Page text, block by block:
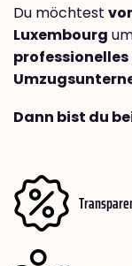
Du möchtest
Luxembourg
Dann bist du